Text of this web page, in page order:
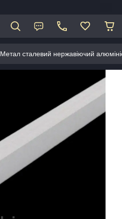
Метал сталевий нержавіючий